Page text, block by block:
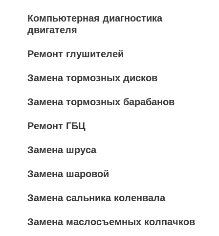
Компьютерная диагностика
двигателя
Ремонт глушителей
Замена тормозных дисков
Замена тормозных барабанов
Ремонт ГБЦ
Замена шруса
Замена шаровой
Замена сальника коленвала
Замена маслосъемных колпачков